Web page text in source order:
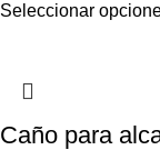
Seleccionar
Caño para